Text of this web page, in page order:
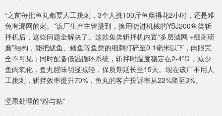
“之前每批鱼丸都要人工挑刺，3个人挑100斤鱼糜得花2小时，还是难
免有漏网的刺。”该厂生产主管提到，换用晓进机械的YSJ200鱼类斩
拌机后，这些问题全解决了。这款鱼类斩拌机内置“多层滤网 +细刺研
磨”结构，能把鲅鱼、鳕鱼等鱼类的细刺打碎至0.1毫米以下，肉眼完
全不可见；同时配备低温循环系统，斩拌时温度稳定在2-4℃，减少
鱼肉氧化，鱼丸腥味明显减轻，保质期延长至15天。现在该厂不用人
工挑刺，斩拌效率提升70%，鱼丸的客户投诉率从22%降至3%。
坚果处理的“粉与粘”